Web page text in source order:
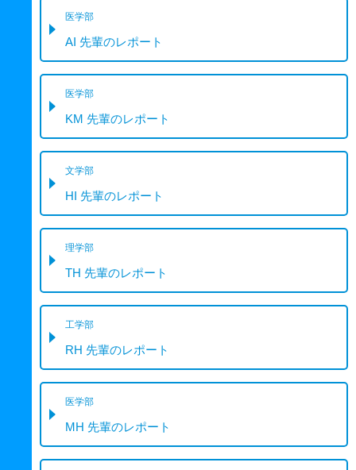
医学部
AI 先輩のレポート
医学部
KM 先輩のレポート
文学部
HI 先輩のレポート
理学部
TH 先輩のレポート
工学部
RH 先輩のレポート
医学部
MH 先輩のレポート